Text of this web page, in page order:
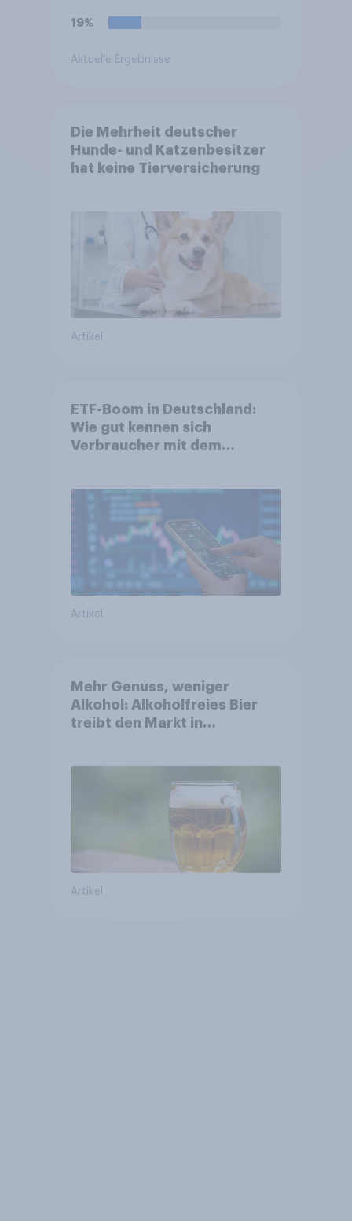
19%
Aktuelle Ergebnisse
Die Mehrheit deutscher
Hunde- und Katzenbesitzer
hat keine Tierversicherung
Artikel
ETF-Boom in Deutschland:
Wie gut kennen sich
Verbraucher mit dem
Artikel
Mehr Genuss, weniger
Alkohol: Alkoholfreies Bier
treibt den Markt in
Artikel